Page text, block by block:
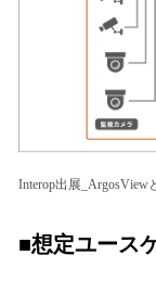
Interop出展_ArgosView
■想定ユース